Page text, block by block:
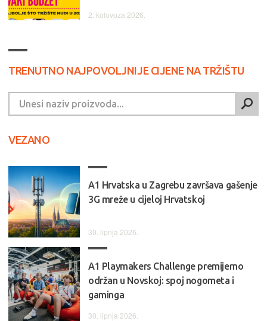
2. kolovoza 2026.
TRENUTNO NAJPOVOLJNIJE CIJENE NA TRŽIŠTU
VEZANO
A1 Hrvatska u Zagrebu završava gašenje
3G mreže u cijeloj Hrvatskoj
30. lipnja 2026.
A1 Playmakers Challenge premijerno
održan u Novskoj: spoj nogometa i
gaminga
30. lipnja 2026.